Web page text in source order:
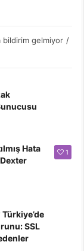
bildirim gelmiyor /
Hata
1
SSL